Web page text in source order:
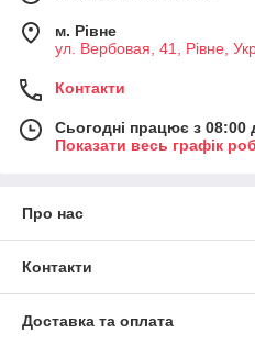
м. Рівне
ул. Вербовая, 41, Рівне,
Контакти
Сьогодні працює з 08:00
Показати весь графік
Про нас
Контакти
Доставка та оплата